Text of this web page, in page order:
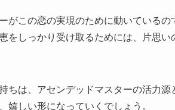
がこの恋の実現のために動いている
をしっかり受け取るためには、片思
ちは、アセンデッドマスターの活力
嬉しい形になっていくでしょう。